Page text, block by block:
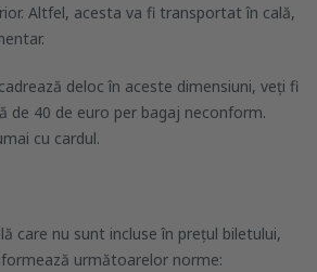
Altfel, acesta va fi transportat în cală,
deloc în aceste dimensiuni, veți fi
de 40 de euro per bagaj neconform.
cu cardul.
care nu sunt incluse în prețul biletului,
următoarelor norme: